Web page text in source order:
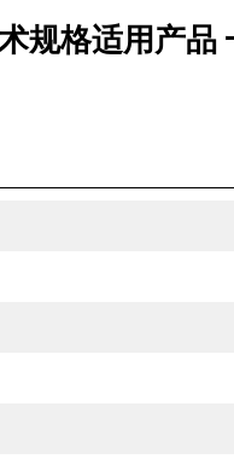
式快
用。
规格适用产品